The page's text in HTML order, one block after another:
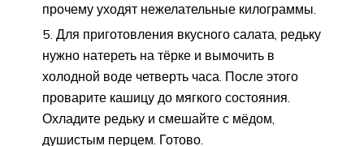
прочему уходят нежелательные килограммы.
Для приготовления вкусного салата, редьку
нужно натереть на тёрке и вымочить в
холодной воде четверть часа. После этого
проварите кашицу до мягкого состояния.
Охладите редьку и смешайте с мёдом,
душистым перцем. Готово.